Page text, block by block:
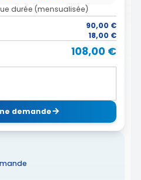
durée (mensualisée)
90,00 €
18,00 €
108,00 €
demande